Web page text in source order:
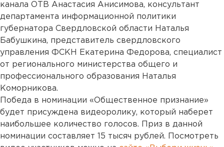
канала ОТВ Анастасия Анисимова, консультант
департамента информационной политики
губернатора Свердловской области Наталья
Бабушкина, представитель свердловского
управления ФСКН Екатерина Федорова, специалист
от регионального министерства общего и
профессионального образования Наталья
Коморникова.
Победа в номинации «Общественное признание»
будет присуждена видеоролику, который наберет
наибольшее количество голосов. Приз в данной
номинации составляет 15 тысяч рублей. Посмотреть